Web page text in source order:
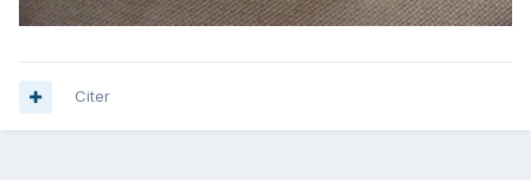
Citer